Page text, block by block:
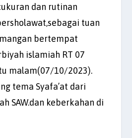
dan rutinan
tuan
bertempat
islamiah RT 07
malam(07/10/2023).
tema Syafa’at dari
SAW.dan keberkahan di